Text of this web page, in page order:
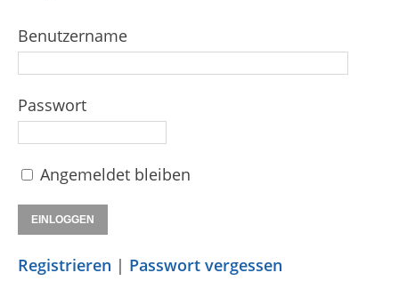
Benutzername
Passwort
Angemeldet bleiben
Registrieren | Passwort vergessen